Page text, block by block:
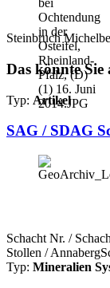
Steinbruch
Das könnte Sie
Typ: Artikel
SAG / SDAG
Schacht Nr. /
Stollen /
Typ: Mineralien